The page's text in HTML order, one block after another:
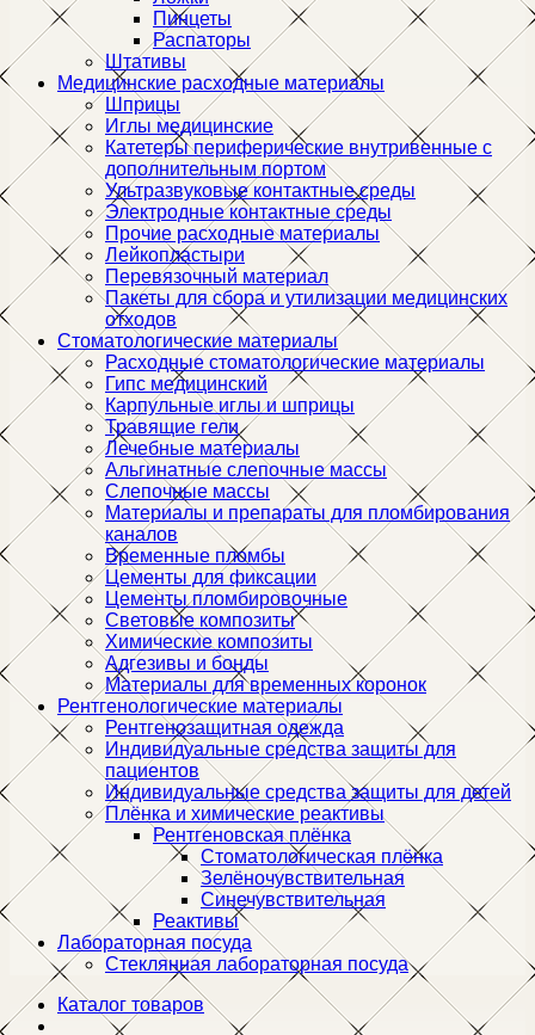
Пинцеты
Распаторы
Штативы
Медицинские расходные материалы
Шприцы
Иглы медицинские
Катетеры периферические внутривенные с
дополнительным портом
Ультразвуковые контактные среды
Электродные контактные среды
Прочие расходные материалы
Лейкопластыри
Перевязочный материал
Пакеты для сбора и утилизации медицинских
отходов
Стоматологические материалы
Расходные стоматологические материалы
Гипс медицинский
Карпульные иглы и шприцы
Травящие гели
Лечебные материалы
Альгинатные слепочные массы
Слепочные массы
Материалы и препараты для пломбирования
каналов
Временные пломбы
Цементы для фиксации
Цементы пломбировочные
Световые композиты
Химические композиты
Адгезивы и бонды
Материалы для временных коронок
Рентгенологические материалы
Рентгенозащитная одежда
Индивидуальные средства защиты для
пациентов
Индивидуальные средства защиты для детей
Плёнка и химические реактивы
Рентгеновская плёнка
Стоматологическая плёнка
Зелёночувствительная
Синечувствительная
Реактивы
Лабораторная посуда
Стеклянная лабораторная посуда
Каталог товаров